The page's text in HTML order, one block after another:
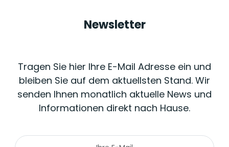
Newsletter
Tragen Sie hier Ihre E-Mail Adresse ein und
bleiben Sie auf dem aktuellsten Stand. Wir
senden Ihnen monatlich aktuelle News und
Informationen direkt nach Hause.